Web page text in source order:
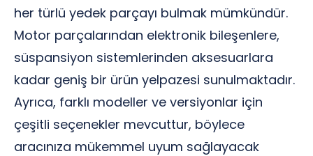
her türlü yedek parçayı bulmak mümkündür.
Motor parçalarından elektronik bileşenlere,
süspansiyon sistemlerinden aksesuarlara
kadar geniş bir ürün yelpazesi sunulmaktadır.
Ayrıca, farklı modeller ve versiyonlar için
çeşitli seçenekler mevcuttur, böylece
aracınıza mükemmel uyum sağlayacak